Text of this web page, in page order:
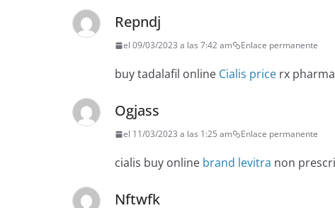
Repndj
el 09/03/2023 a las 7:42 am Enlace permanente
buy tadalafil online Cialis price rx
Ogjass
el 11/03/2023 a las 1:25 am Enlace permanente
cialis buy online brand levitra non
Nftwfk